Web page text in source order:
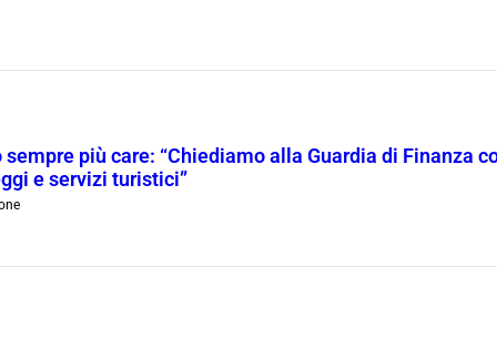
sempre più care: “Chiediamo alla Guardia di Finanza
e servizi turistici”